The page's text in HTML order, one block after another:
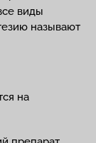
виды
называют
на